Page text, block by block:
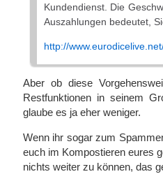
Kundendienst. Die
Auszahlungen bedeutet,
http://
Aber ob diese
Restfunktionen in seinem
glaube es ja eher weniger.
Wenn ihr sogar zum
euch im Kompostieren eures
nichts weiter zu können, das